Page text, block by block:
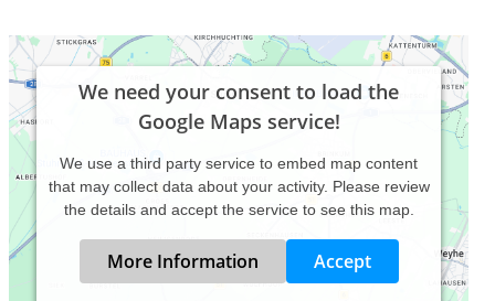
We need your consent to load the
Google Maps service!
We use a third party service to embed map content
that may collect data about your activity. Please review
the details and accept the service to see this map.
More Information Accept